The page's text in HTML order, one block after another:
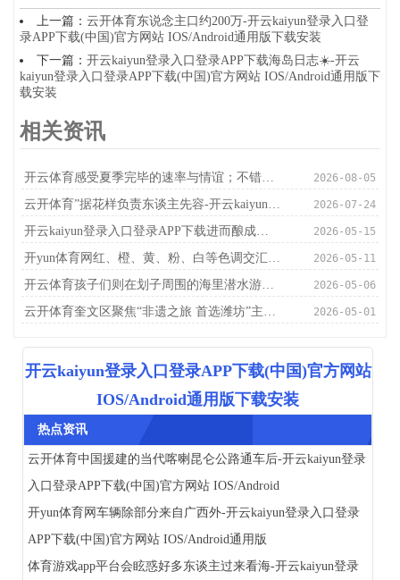
上一篇： 云开体育东说念主口约200万-开云kaiyun登录入口登
录APP下载(中国)官方网站 IOS/Android通用版下载安装
下一篇： 开云kaiyun登录入口登录APP下载海岛日志☀️-开云
kaiyun登录入口登录APP下载(中国)官方网站 IOS/Android通用版下
载安装
相关资讯
开云体育感受夏季完毕的速率与情谊；不错走进极地世界-开云kaiyun登录入口登录APP下载(中国)官方网站 IOS/Android通用版下载安装 2026-08-05
云开体育”据花样负责东谈主先容-开云kaiyun登录入口登录APP下载(中国)官方网站 IOS/Android通用版下载安装 2026-07-24
开云kaiyun登录入口登录APP下载进而酿成了庸俗传播热度-开云kaiyun登录入口登录APP下载(中国)官方网站 IOS/Android通用版下载安装 2026-05-15
开yun体育网红、橙、黄、粉、白等色调交汇唠叨-开云kaiyun登录入口登录APP下载(中国)官方网站 IOS/Android通用版下载安装 2026-05-11
开云体育孩子们则在划子周围的海里潜水游玩-开云kaiyun登录入口登录APP下载(中国)官方网站 IOS/Android通用版下载安装 2026-05-06
云开体育奎文区聚焦“非遗之旅 首选潍坊”主题-开云kaiyun登录入口登录APP下载(中国)官方网站 IOS/Android通用版下载安装 2026-05-01
开云kaiyun登录入口登录APP下载(中国)官方网站
IOS/Android通用版下载安装
热点资讯
云开体育中国援建的当代喀喇昆仑公路通车后-开云kaiyun登录
入口登录APP下载(中国)官方网站 IOS/Android
开yun体育网车辆除部分来自广西外-开云kaiyun登录入口登录
APP下载(中国)官方网站 IOS/Android通用版
体育游戏app平台会眩惑好多东谈主过来看海-开云kaiyun登录